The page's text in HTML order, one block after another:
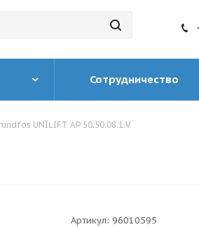
Сотрудничество
UNILIFT AP 50.50.08.1.V
Артикул: 96010595